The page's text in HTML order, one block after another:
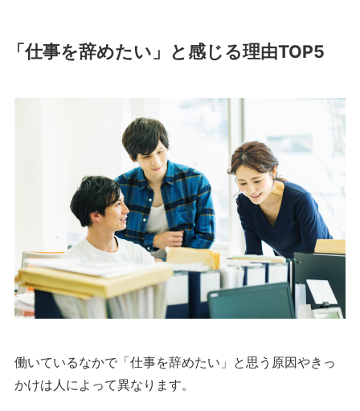
「仕事を辞めたい」と感じる理由TOP5
働いているなかで「仕事を辞めたい」と思う原因やきっ
かけは人によって異なります。